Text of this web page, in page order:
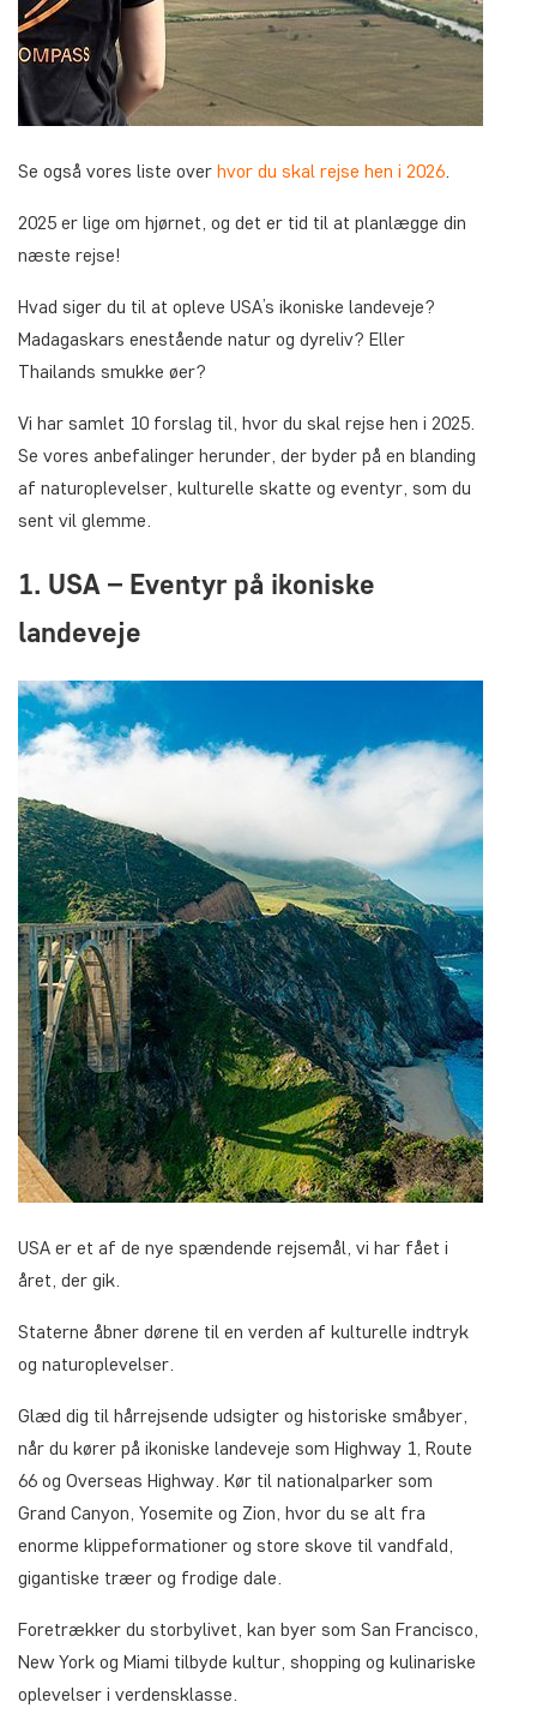
Se også vores liste over hvor du skal rejse hen i 2026.
2025 er lige om hjørnet, og det er tid til at planlægge din
næste rejse!
Hvad siger du til at opleve USA’s ikoniske landeveje?
Madagaskars enestående natur og dyreliv? Eller
Thailands smukke øer?
Vi har samlet 10 forslag til, hvor du skal rejse hen i 2025.
Se vores anbefalinger herunder, der byder på en blanding
af naturoplevelser, kulturelle skatte og eventyr, som du
sent vil glemme.
1. USA – Eventyr på ikoniske
landeveje
USA er et af de nye spændende rejsemål, vi har fået i
året, der gik.
Staterne åbner dørene til en verden af kulturelle indtryk
og naturoplevelser.
Glæd dig til hårrejsende udsigter og historiske småbyer,
når du kører på ikoniske landeveje som Highway 1, Route
66 og Overseas Highway. Kør til nationalparker som
Grand Canyon, Yosemite og Zion, hvor du se alt fra
enorme klippeformationer og store skove til vandfald,
gigantiske træer og frodige dale.
Foretrækker du storbylivet, kan byer som San Francisco,
New York og Miami tilbyde kultur, shopping og kulinariske
oplevelser i verdensklasse.